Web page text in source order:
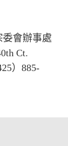
會辦事處
Ct.
）885-